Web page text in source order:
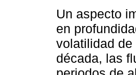
Un aspecto
en
volatilidad
década, las